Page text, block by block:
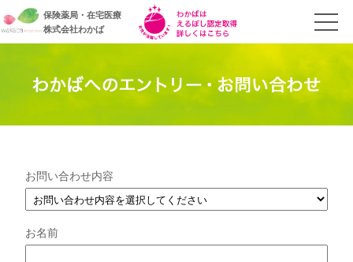
保険薬局・在宅医療
株式会社わかば
このフィールドは空のままにしてください。
お問い合わせ内容
お名前